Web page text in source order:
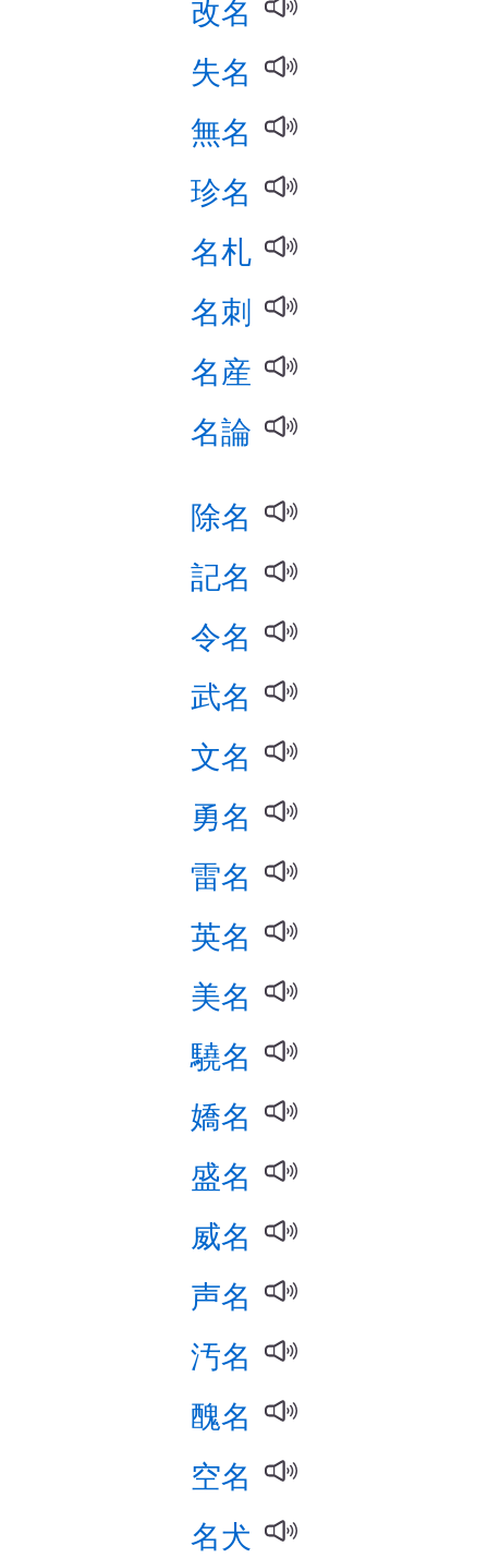
改名
失名
無名
珍名
名札
名刺
名産
名論
除名
記名
令名
武名
文名
勇名
雷名
英名
美名
驍名
嬌名
盛名
威名
声名
汚名
醜名
空名
名犬